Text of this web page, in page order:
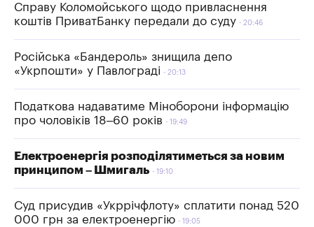
Справу Коломойського щодо привласнення
коштів ПриватБанку передали до суду
20:46
Російська «Бандероль» знищила депо
«Укрпошти» у Павлограді
20:13
Податкова надаватиме Міноборони інформацію
про чоловіків 18–60 років
19:49
Електроенергія розподілятиметься за новим
принципом – Шмигаль
19:10
Суд присудив «Укррічфлоту» сплатити понад 520
000 грн за електроенергію
19:05